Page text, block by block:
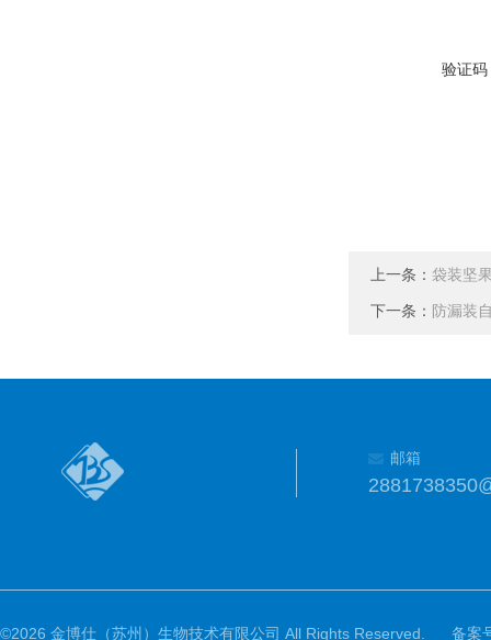
验证码
上一条： 袋装坚
下一条： 防漏装
邮箱
©2026 金博仕（苏州）生物技术有限公司 All Rights Reserved. 备案